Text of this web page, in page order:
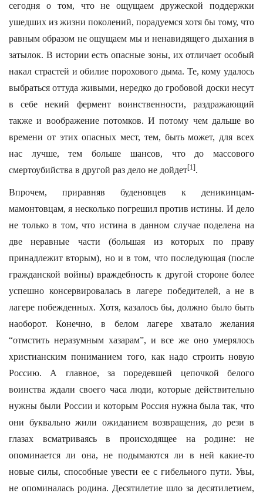
сегодня о том, что не ощущаем дружеской поддержки
ушедших из жизни поколений, порадуемся хотя бы тому, что
равным образом не ощущаем мы и ненавидящего дыхания в
затылок. В истории есть опасные зоны, их отличает особый
накал страстей и обилие порохового дыма. Те, кому удалось
выбраться оттуда живыми, нередко до гробовой доски несут
в себе некий фермент воинственности, раздражающий
также и воображение потомков. И потому чем дальше во
времени от этих опасных мест, тем, быть может, для всех
нас лучше, тем больше шансов, что до массового
смертоубийства в другой раз дело не дойдет[1].
Впрочем, приравняв буденовцев к деникинцам-
мамонтовцам, я несколько погрешил против истины. И дело
не только в том, что истина в данном случае поделена на
две неравные части (большая из которых по праву
принадлежит вторым), но и в том, что последующая (после
гражданской войны) враждебность к другой стороне более
успешно консервировалась в лагере победителей, а не в
лагере побежденных. Хотя, казалось бы, должно было быть
наоборот. Конечно, в белом лагере хватало желания
“отмстить неразумным хазарам”, и все же оно умерялось
христианским пониманием того, как надо строить новую
Россию. А главное, за поредевшей цепочкой белого
воинства ждали своего часа люди, которые действительно
нужны были России и которым Россия нужна была так, что
они буквально жили ожиданием возвращения, до рези в
глазах всматриваясь в происходящее на родине: не
опоминается ли она, не подымаются ли в ней какие-то
новые силы, способные увести ее с гибельного пути. Увы,
не опоминалась родина. Десятилетие шло за десятилетием,